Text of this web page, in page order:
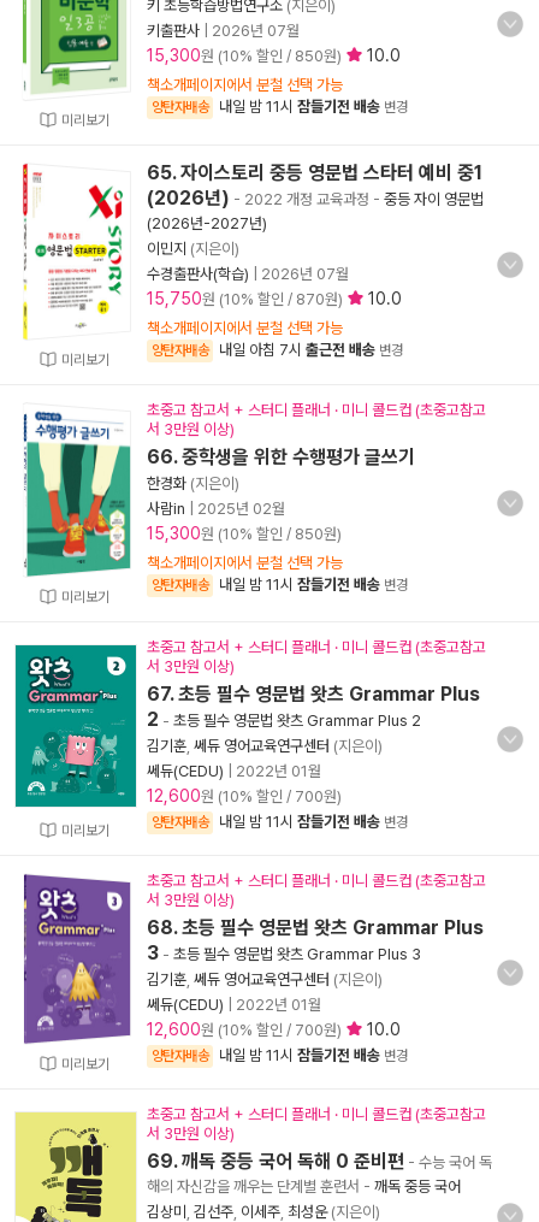
미리보기
키 초등학습방법연구소 (지은이)
키출판사
2026년 07월
15,300원 (10% 할인 / 850원) 10.0
책소개페이지에서 분철 선택 가능
양탄자배송 내일 밤 11시 잠들기전 배송 변경
미리보기
65. 자이스토리 중등 영문법 스타터 예비 중1
(2026년) - 2022 개정 교육과정 - 중등 자이 영문법
(2026년-2027년)
이민지 (지은이)
수경출판사(학습)
2026년 07월
15,750원 (10% 할인 / 870원) 10.0
책소개페이지에서 분철 선택 가능
양탄자배송 내일 아침 7시 출근전 배송 변경
미리보기
초중고 참고서 + 스터디 플래너 · 미니 콜드컵 (초중고참고
서 3만원 이상)
66. 중학생을 위한 수행평가 글쓰기
한경화 (지은이)
사람in
2025년 02월
15,300원 (10% 할인 / 850원)
책소개페이지에서 분철 선택 가능
양탄자배송 내일 밤 11시 잠들기전 배송 변경
미리보기
초중고 참고서 + 스터디 플래너 · 미니 콜드컵 (초중고참고
서 3만원 이상)
67. 초등 필수 영문법 왓츠 Grammar Plus
2 - 초등 필수 영문법 왓츠 Grammar Plus 2
김기훈 쎄듀 영어교육연구센터 (지은이)
쎄듀(CEDU)
2022년 01월
12,600원 (10% 할인 / 700원)
양탄자배송 내일 밤 11시 잠들기전 배송 변경
미리보기
초중고 참고서 + 스터디 플래너 · 미니 콜드컵 (초중고참고
서 3만원 이상)
68. 초등 필수 영문법 왓츠 Grammar Plus
3 - 초등 필수 영문법 왓츠 Grammar Plus 3
김기훈 쎄듀 영어교육연구센터 (지은이)
쎄듀(CEDU)
2022년 01월
12,600원 (10% 할인 / 700원) 10.0
양탄자배송 내일 밤 11시 잠들기전 배송 변경
초중고 참고서 + 스터디 플래너 · 미니 콜드컵 (초중고참고
서 3만원 이상)
69. 깨독 중등 국어 독해 0 준비편 - 수능 국어 독
해의 자신감을 깨우는 단계별 훈련서 - 깨독 중등 국어
김상미
김선주 이세주 최성운(지은이)